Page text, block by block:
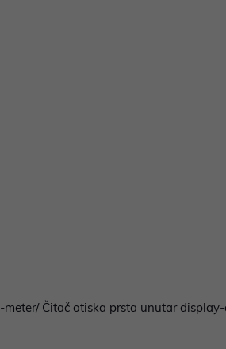
meter/ Čitač otiska prsta unutar